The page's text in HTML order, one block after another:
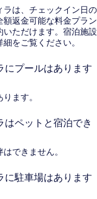
は、チェックイン日の
返金可能な料金プラン
ただけます。宿泊施設
をご覧ください。
にプールはあります
ます。
はペットと宿泊でき
できません。
に駐車場はあります